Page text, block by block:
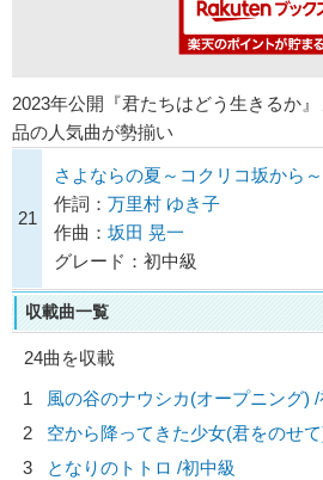
2023年公開『君たちはどう生きるか
品の人気曲が勢揃い
21
さよならの夏～コクリコ坂から～
作詞： 万里村 ゆき子
作曲： 坂田 晃一
グレード：初中級
収載曲一覧
24曲を収載
1
風の谷のナウシカ(オープニング) /
2
空から降ってきた少女(君をのせ
3
となりのトトロ /初中級